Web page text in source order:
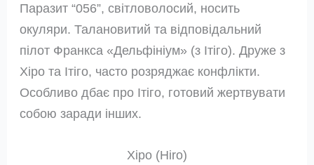
Паразит “056”, світловолосий, носить
окуляри. Талановитий та відповідальний
пілот Франкса «Дельфініум» (з Ітіго). Друже з
Хіро та Ітіго, часто розряджає конфлікти.
Особливо дбає про Ітіго, готовий жертвувати
собою заради інших.
Хіро (Hiro)